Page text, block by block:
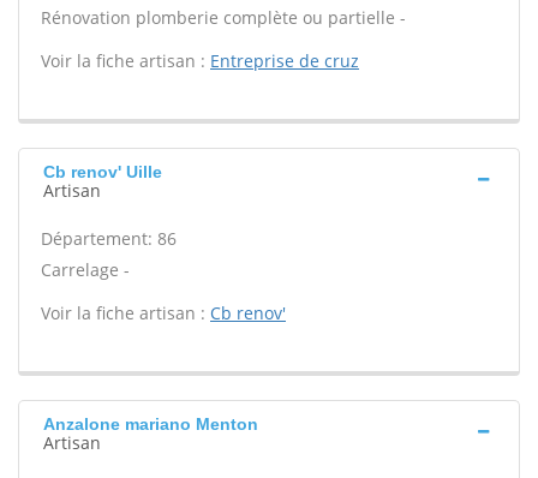
Rénovation plomberie complète ou partielle -
Voir la fiche artisan : Entreprise de cruz
Cb renov' Uille
Artisan
Département: 86
Carrelage -
Voir la fiche artisan : Cb renov'
Anzalone mariano Menton
Artisan